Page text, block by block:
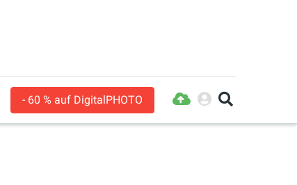
- 60 % auf DigitalPHOTO